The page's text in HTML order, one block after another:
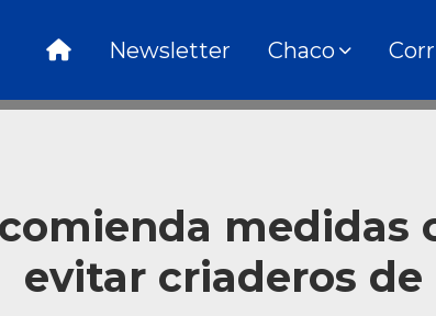
Newsletter Chaco
medidas
evitar criaderos